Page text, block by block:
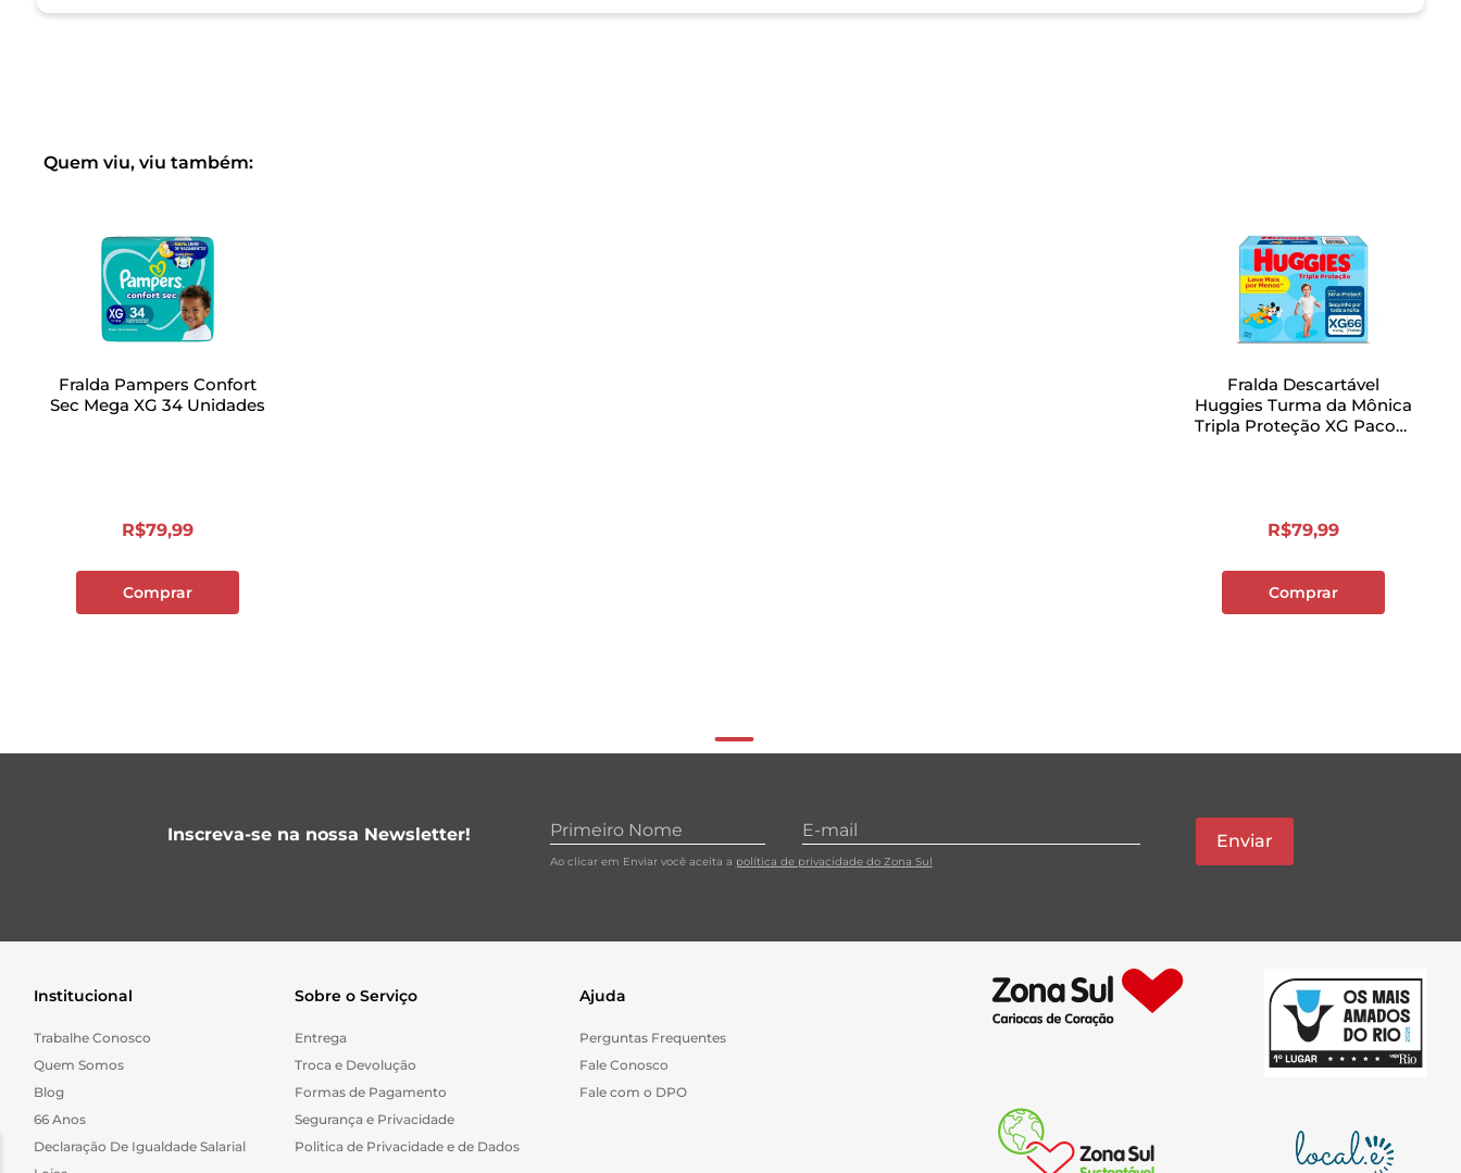
Quem viu, viu também:
Fralda Pampers Confort
Sec Mega XG 34 Unidades
R$79,99
Comprar
Fralda Descartável
Huggies Turma da Mônica
Tripla Proteção XG Pacote
R$79,99
Comprar
Inscreva-se na nossa Newsletter!
Ao clicar em Enviar você aceita a política de privacidade do Zona Sul
Enviar
Institucional
Trabalhe Conosco
Quem Somos
Blog
66 Anos
Declaração De Igualdade Salarial
Sobre o Serviço
Entrega
Troca e Devolução
Formas de Pagamento
Segurança e Privacidade
Politica de Privacidade e de Dados
Ajuda
Perguntas Frequentes
Fale Conosco
Fale com o DPO